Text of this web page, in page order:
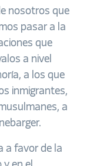
nosotros que
pasar a la
que
a nivel
a los que
inmigrantes,
a
a favor de la